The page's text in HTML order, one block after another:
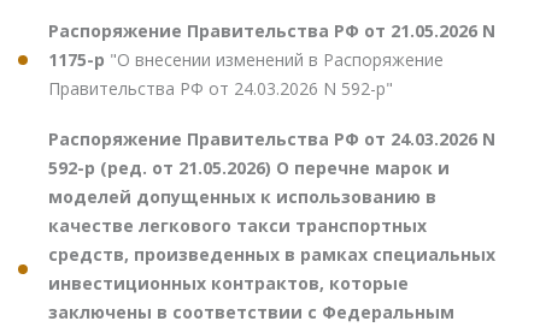
Распоряжение Правительства РФ от 21.05.2026 N
1175-р "О внесении изменений в Распоряжение
Правительства РФ от 24.03.2026 N 592-р"
Распоряжение Правительства РФ от 24.03.2026 N
592-р (ред. от 21.05.2026) О перечне марок и
моделей допущенных к использованию в
качестве легкового такси транспортных
средств, произведенных в рамках специальных
инвестиционных контрактов, которые
заключены в соответствии с Федеральным